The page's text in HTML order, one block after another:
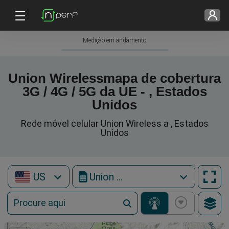
Medição em andamento
Union Wirelessmapa de cobertura
3G / 4G / 5G da UE - , Estados
Unidos
Rede móvel celular Union Wireless a , Estados
Unidos
US Union Wireless